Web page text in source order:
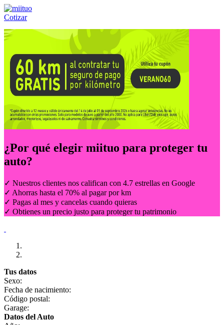
Cotizar
Llámanos al:(55) 84-21-05-00 ó
¿Por qué elegir miituo para proteger tu
auto?
✓ Nuestros clientes nos califican con 4.7 estrellas en Google
✓ Ahorras hasta el 70% al pagar por km
✓ Pagas al mes y cancelas cuando quieras
✓ Obtienes un precio justo para proteger tu patrimonio
Tus datos
Sexo:
Fecha de nacimiento:
Código postal:
Garage:
Datos del Auto